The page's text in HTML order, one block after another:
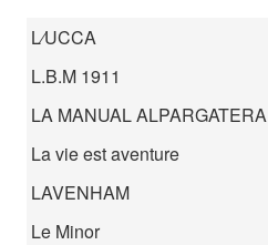
L⁄UCCA
L.B.M 1911
LA MANUAL ALPARGATERA
La vie est aventure
LAVENHAM
Le Minor